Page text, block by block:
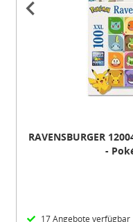
RAVENSBURGER
-
17 Angebote verfügbar